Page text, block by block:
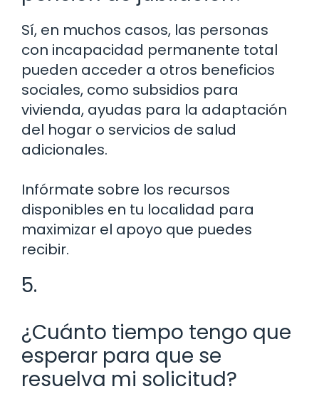
Sí, en muchos casos, las personas
con incapacidad permanente total
pueden acceder a otros beneficios
sociales, como subsidios para
vivienda, ayudas para la adaptación
del hogar o servicios de salud
adicionales.
Infórmate sobre los recursos
disponibles en tu localidad para
maximizar el apoyo que puedes
recibir.
5.
¿Cuánto tiempo tengo que
esperar para que se
resuelva mi solicitud?